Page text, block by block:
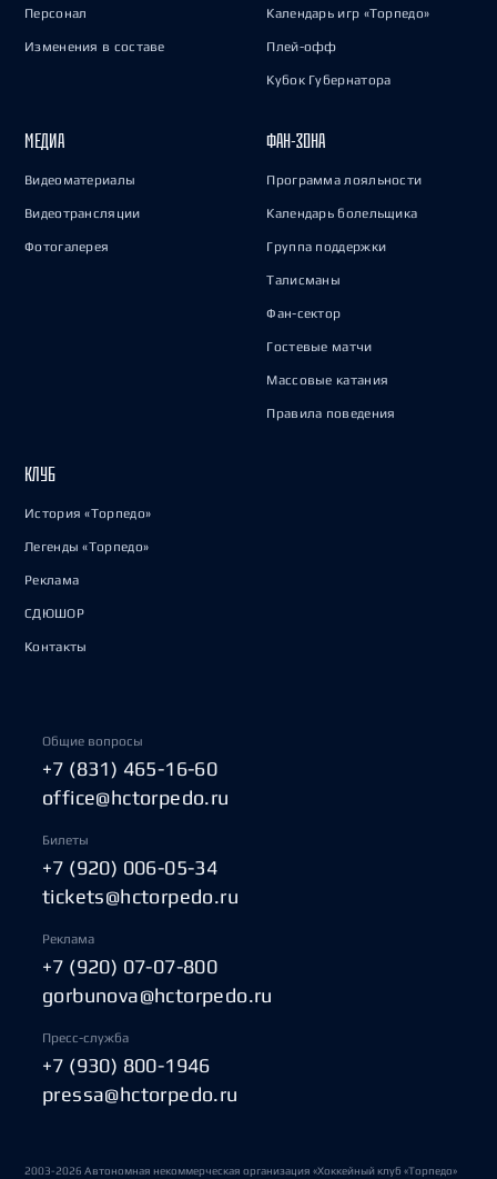
Персонал
Изменения в составе
Календарь игр «Торпедо»
Плей-офф
Кубок Губернатора
МЕДИА
Видеоматериалы
Видеотрансляции
Фотогалерея
ФАН-ЗОНА
Программа лояльности
Календарь болельщика
Группа поддержки
Талисманы
Фан-сектор
Гостевые матчи
Массовые катания
Правила поведения
КЛУБ
История «Торпедо»
Легенды «Торпедо»
Реклама
СДЮШОР
Контакты
Общие вопросы
+7 (831) 465-16-60
office@hctorpedo.ru
Билеты
+7 (920) 006-05-34
tickets@hctorpedo.ru
Реклама
+7 (920) 07-07-800
gorbunova@hctorpedo.ru
Пресс-служба
+7 (930) 800-1946
pressa@hctorpedo.ru
2003-2026 Автономная некоммерческая организация «Хоккейный клуб «Торпедо»